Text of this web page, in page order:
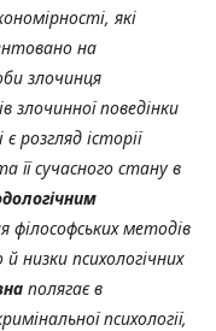
які
на
злочинця
злочинної поведінки
розгляд історії
її сучасного стану в
філософських методів
низки психологічних
полягає в
психології,